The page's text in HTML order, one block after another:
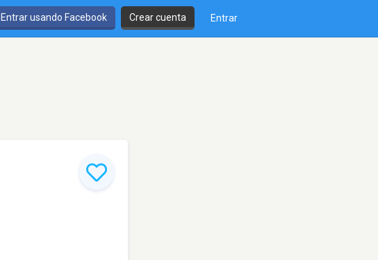
Entrar usando Facebook Crear cuenta Entrar